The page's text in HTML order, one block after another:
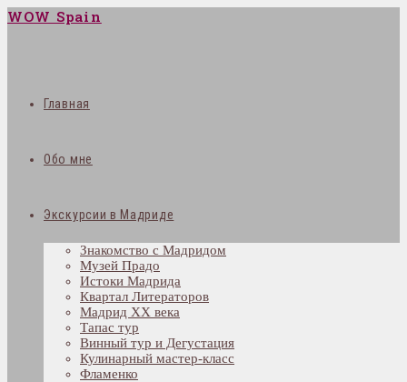
WOW Spain
Главная
Обо мне
Экскурсии в Мадриде
Знакомство с Мадридом
Музей Прадо
Истоки Мадрида
Квартал Литераторов
Мадрид XX века
Тапас тур
Винный тур и Дегустация
Кулинарный мастер-класс
Фламенко